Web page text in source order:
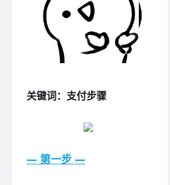
关键词：支付步骤
— 第一步 —